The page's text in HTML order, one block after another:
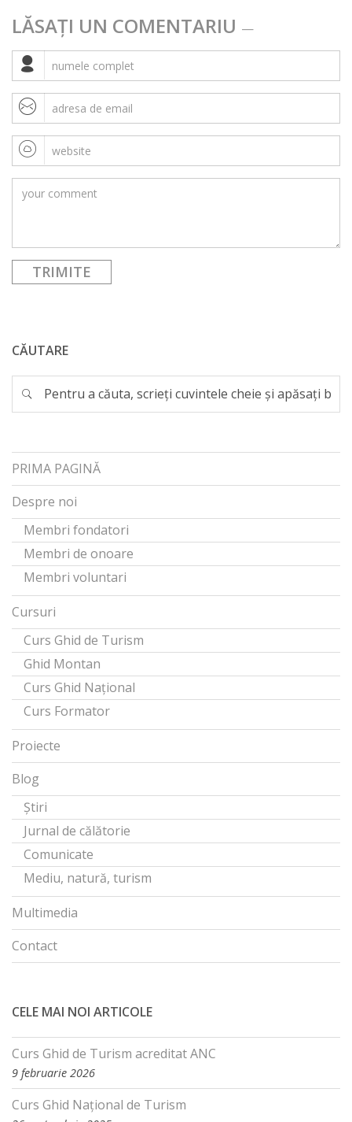
LĂSAȚI UN COMENTARIU
CĂUTARE
PRIMA PAGINĂ
Despre noi
Membri fondatori
Membri de onoare
Membri voluntari
Cursuri
Curs Ghid de Turism
Ghid Montan
Curs Ghid Național
Curs Formator
Proiecte
Blog
Știri
Jurnal de călătorie
Comunicate
Mediu, natură, turism
Multimedia
Contact
CELE MAI NOI ARTICOLE
Curs Ghid de Turism acreditat ANC
9 februarie 2026
Curs Ghid Național de Turism